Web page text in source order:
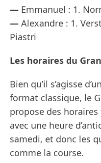
— Emmanuel : 1.
— Alexandre : 1.
Piastri
Les horaires du
Bien qu’il s’agisse
format classique, le
propose des
avec une heure
samedi, et donc les
comme la course.